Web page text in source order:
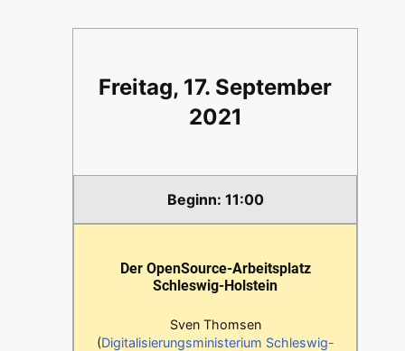
Freitag, 17. September
2021
11:00
Der OpenSource-Arbeitsplatz
Schleswig-Holstein
Sven Thomsen
(Digitalisierungsministerium Schleswig-